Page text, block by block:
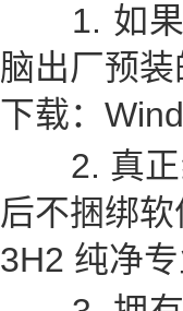
1. 如果
脑出厂预
下载：
2. 真正
后不捆绑
3H2 纯净